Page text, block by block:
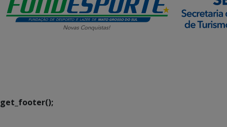
get_footer();